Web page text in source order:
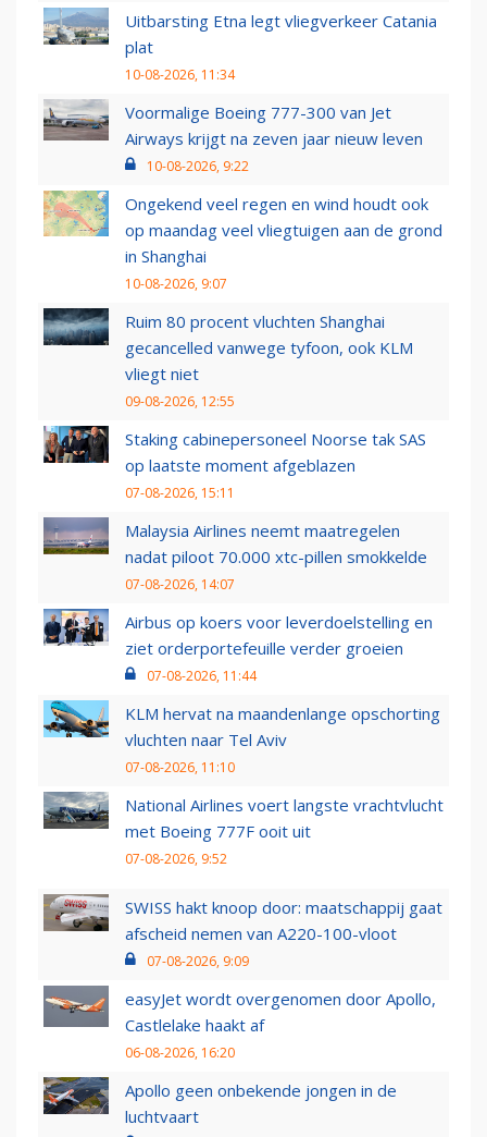
Uitbarsting Etna legt vliegverkeer Catania
plat
10-08-2026, 11:34
Voormalige Boeing 777-300 van Jet
Airways krijgt na zeven jaar nieuw leven
10-08-2026, 9:22
Ongekend veel regen en wind houdt ook
op maandag veel vliegtuigen aan de grond
in Shanghai
10-08-2026, 9:07
Ruim 80 procent vluchten Shanghai
gecancelled vanwege tyfoon, ook KLM
vliegt niet
09-08-2026, 12:55
Staking cabinepersoneel Noorse tak SAS
op laatste moment afgeblazen
07-08-2026, 15:11
Malaysia Airlines neemt maatregelen
nadat piloot 70.000 xtc-pillen smokkelde
07-08-2026, 14:07
Airbus op koers voor leverdoelstelling en
ziet orderportefeuille verder groeien
07-08-2026, 11:44
KLM hervat na maandenlange opschorting
vluchten naar Tel Aviv
07-08-2026, 11:10
National Airlines voert langste vrachtvlucht
met Boeing 777F ooit uit
07-08-2026, 9:52
SWISS hakt knoop door: maatschappij gaat
afscheid nemen van A220-100-vloot
07-08-2026, 9:09
easyJet wordt overgenomen door Apollo,
Castlelake haakt af
06-08-2026, 16:20
Apollo geen onbekende jongen in de
luchtvaart